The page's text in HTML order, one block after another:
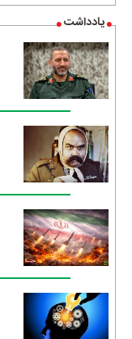
یادداشت